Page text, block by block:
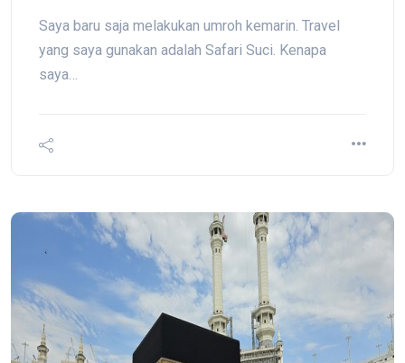
Saya baru saja melakukan umroh kemarin. Travel
yang saya gunakan adalah Safari Suci. Kenapa
saya…